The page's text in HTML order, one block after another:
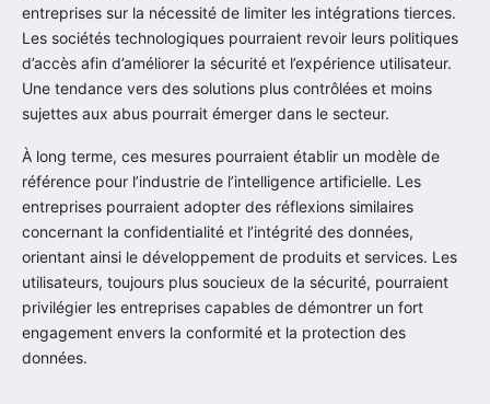
entreprises sur la nécessité de limiter les intégrations tierces.
Les sociétés technologiques pourraient revoir leurs politiques
d’accès afin d’améliorer la sécurité et l’expérience utilisateur.
Une tendance vers des solutions plus contrôlées et moins
sujettes aux abus pourrait émerger dans le secteur.
À long terme, ces mesures pourraient établir un modèle de
référence pour l’industrie de l’intelligence artificielle. Les
entreprises pourraient adopter des réflexions similaires
concernant la confidentialité et l’intégrité des données,
orientant ainsi le développement de produits et services. Les
utilisateurs, toujours plus soucieux de la sécurité, pourraient
privilégier les entreprises capables de démontrer un fort
engagement envers la conformité et la protection des
données.